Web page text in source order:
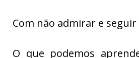
Com não admirar e seguir
O que podemos